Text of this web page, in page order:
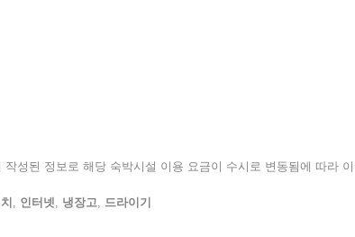
성된 정보로 해당 숙박시설 이용 요금이 수시로 변동됨에 따라
, 인터넷, 냉장고, 드라이기